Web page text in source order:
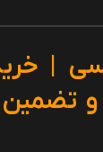
|
تضمین